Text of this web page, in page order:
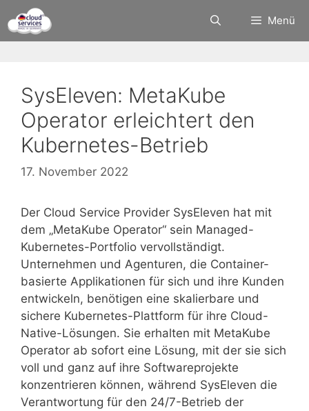
Inhalt
springen
Menü
SysEleven: MetaKube
Operator erleichtert den
Kubernetes-Betrieb
17. November 2022
Der Cloud Service Provider SysEleven hat mit
dem „MetaKube Operator“ sein Managed-
Kubernetes-Portfolio vervollständigt.
Unternehmen und Agenturen, die Container-
basierte Applikationen für sich und ihre Kunden
entwickeln, benötigen eine skalierbare und
sichere Kubernetes-Plattform für ihre Cloud-
Native-Lösungen. Sie erhalten mit MetaKube
Operator ab sofort eine Lösung, mit der sie sich
voll und ganz auf ihre Softwareprojekte
konzentrieren können, während SysEleven die
Verantwortung für den 24/7-Betrieb der